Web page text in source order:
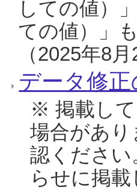
しての値）
ての値）」
（2025年8月
データ修
※ 掲載し
場合があ
認くださ
らせに掲載